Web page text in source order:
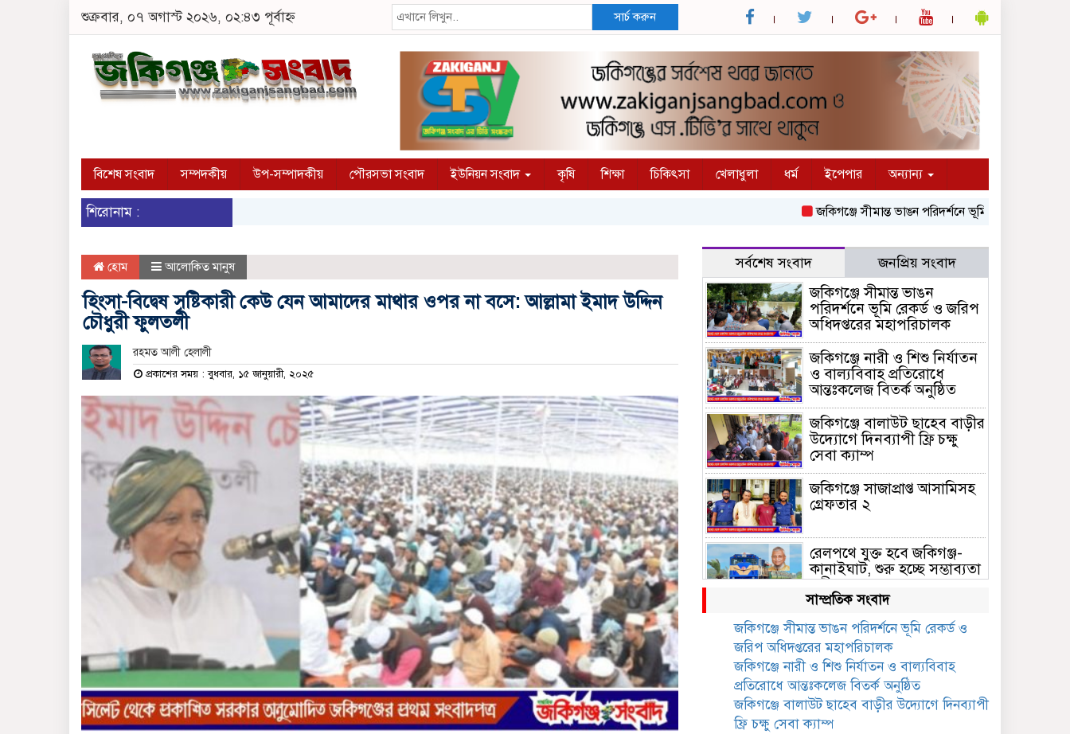
শুক্রবার, ০৭ অগাস্ট ২০২৬, ০২:৪৩ পূর্বাহ্ন সার্চ করুন
বিশেষ সংবাদ সম্পদকীয় উপ-সম্পাদকীয় পৌরসভা সংবাদ ইউনিয়ন সংবাদ কৃষি শিক্ষা চিকিৎসা খেলাধুলা ধর্ম ইপেপার অন্যান্য
শিরোনাম : জকিগঞ্জে সীমান্ত ভাঙন পরিদর্শনে ভূমি রেকর্ড ও জরিপ
হোম আলোকিত মানুষ
হিংসা-বিদ্বেষ সৃষ্টিকারী কেউ যেন আমাদের মাথার ওপর না বসে: আল্লামা ইমাদ উদ্দিন
চৌধুরী ফুলতলী
রহমত আলী হেলালী
প্রকাশের সময় : বুধবার, ১৫ জানুয়ারী, ২০২৫
সর্বশেষ সংবাদ জনপ্রিয় সংবাদ
জকিগঞ্জে সীমান্ত ভাঙন
পরিদর্শনে ভূমি রেকর্ড ও জরিপ
অধিদপ্তরের মহাপরিচালক
জকিগঞ্জে নারী ও শিশু নির্যাতন
ও বাল্যবিবাহ প্রতিরোধে
আন্তঃকলেজ বিতর্ক অনুষ্ঠিত
জকিগঞ্জে বালাউট ছাহেব বাড়ীর
উদ্যোগে দিনব্যাপী ফ্রি চক্ষু
সেবা ক্যাম্প
জকিগঞ্জে সাজাপ্রাপ্ত আসামিসহ
গ্রেফতার ২
রেলপথে যুক্ত হবে জকিগঞ্জ-
কানাইঘাট, শুরু হচ্ছে সম্ভাব্যতা
সমীক্ষা
সাবেক এমপি হাফিজ আহমদ
মজুমদার কি আত্মগোপনে?
ভাইরাল ছবি ঘিরে আলোচনা!
ভাতা পেতে টাকা লাগে না,
জকিগঞ্জে সমাজসেবা কর্মকর্তার
গুরুত্বপূর্ণ বার্তা
সাম্প্রতিক সংবাদ
জকিগঞ্জে সীমান্ত ভাঙন পরিদর্শনে ভূমি রেকর্ড ও
জরিপ অধিদপ্তরের মহাপরিচালক
জকিগঞ্জে নারী ও শিশু নির্যাতন ও বাল্যবিবাহ
প্রতিরোধে আন্তঃকলেজ বিতর্ক অনুষ্ঠিত
জকিগঞ্জে বালাউট ছাহেব বাড়ীর উদ্যোগে দিনব্যাপী
ফ্রি চক্ষু সেবা ক্যাম্প